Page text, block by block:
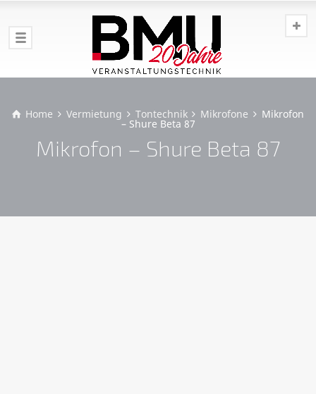
Home Vermietung Tontechnik Mikrofone Mikrofon
– Shure Beta 87
Mikrofon – Shure Beta 87